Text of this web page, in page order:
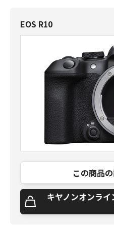
EOS R10
この商品
キヤノンオンラ